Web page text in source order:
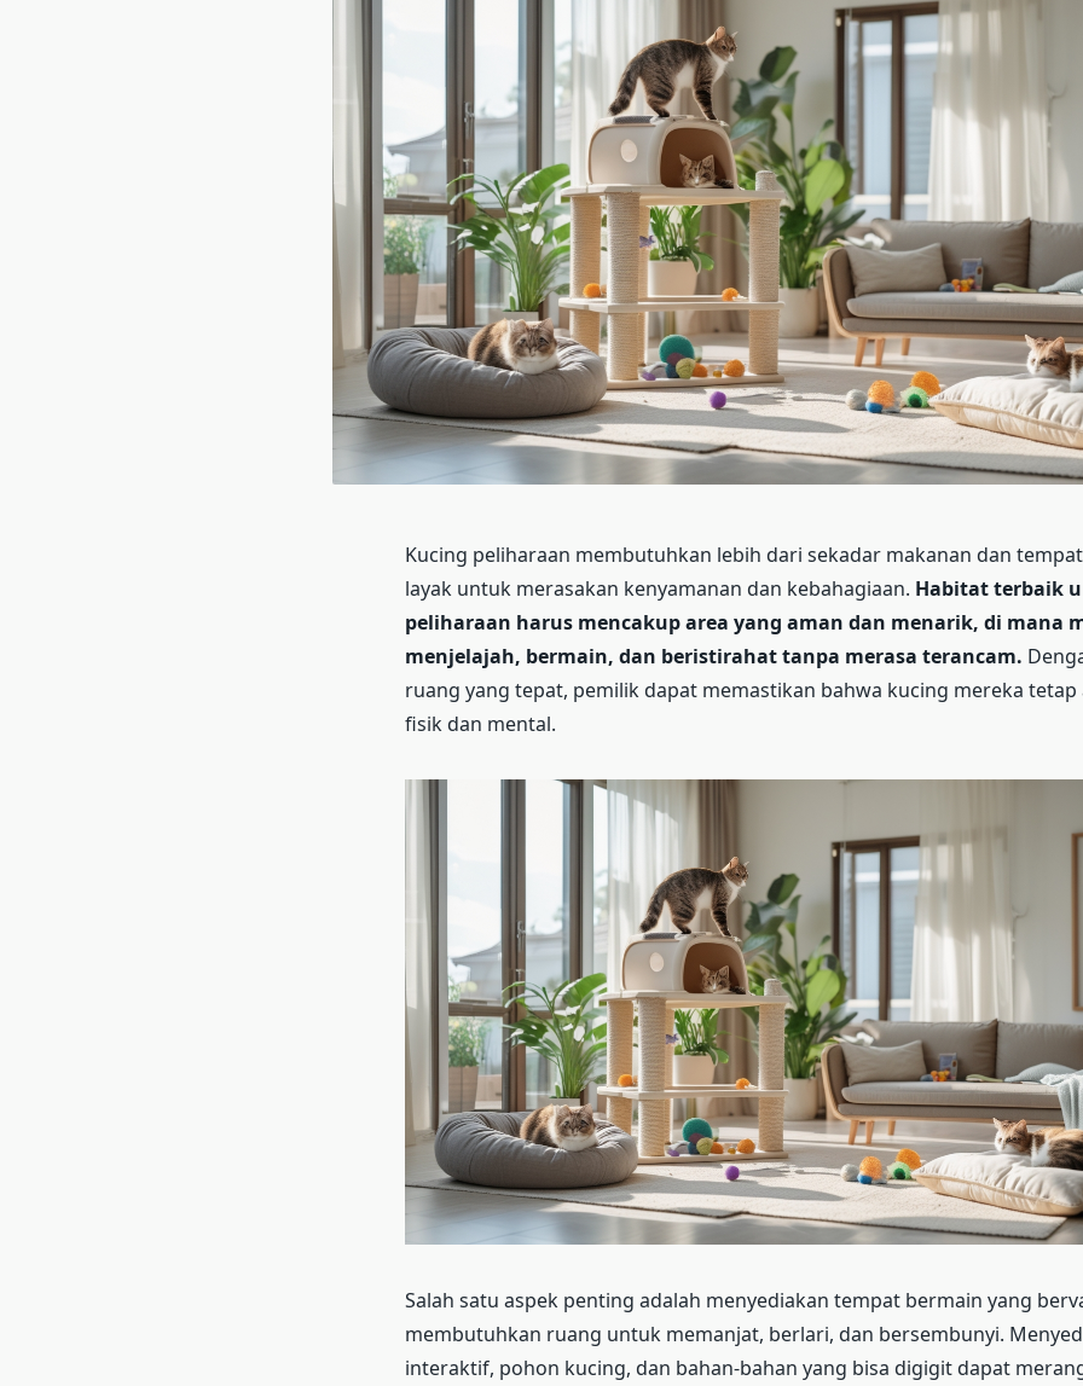
Kucing peliharaan membutuhkan lebih dari sekadar makanan dan
layak untuk merasakan kenyamanan dan kebahagiaan. Habitat terbaik
peliharaan harus mencakup area yang aman dan menarik, di mana
menjelajah, bermain, dan beristirahat tanpa merasa terancam.
ruang yang tepat, pemilik dapat memastikan bahwa kucing mereka tetap
fisik dan mental.
Salah satu aspek penting adalah menyediakan tempat bermain yang
membutuhkan ruang untuk memanjat, berlari, dan bersembunyi.
interaktif, pohon kucing, dan bahan-bahan yang bisa digigit dapat